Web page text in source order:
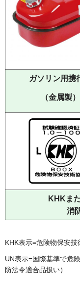
ガソリン用携
（金属製）
KHKま
消
KHK表示=危険物保安技
UN表示=国際基準で危
防法令適合品扱い）